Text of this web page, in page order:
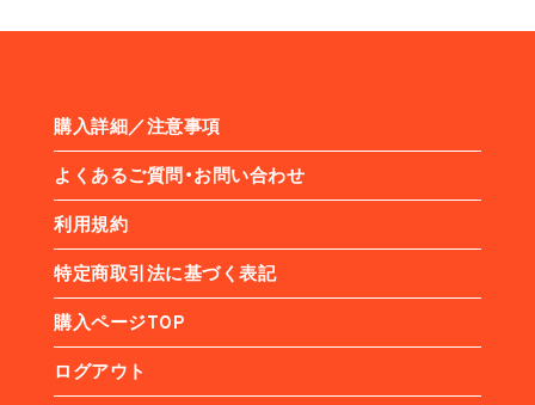
購入詳細／注意事項
よくあるご質問・お問い合わせ
利用規約
特定商取引法に基づく表記
購入ページTOP
ログアウト